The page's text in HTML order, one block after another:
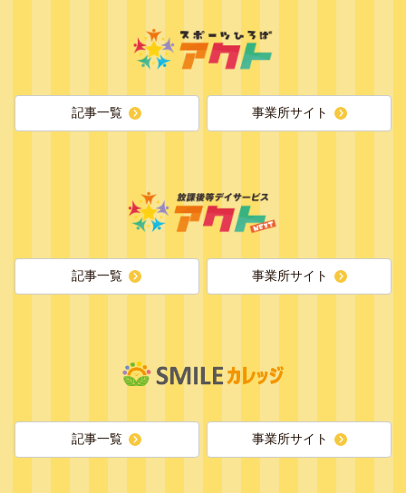
記事一覧 事業所サイト
記事一覧 事業所サイト
記事一覧 事業所サイト